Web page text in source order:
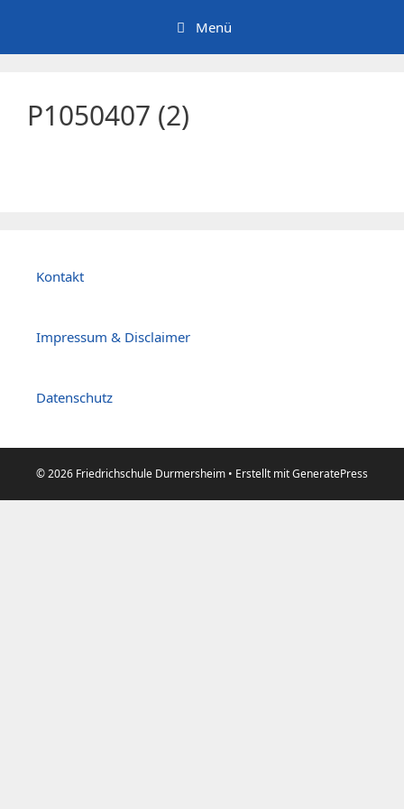
springen
Menü
P1050407 (2)
Kontakt
Impressum & Disclaimer
Datenschutz
© 2026 Friedrichschule Durmersheim • Erstellt mitGeneratePress